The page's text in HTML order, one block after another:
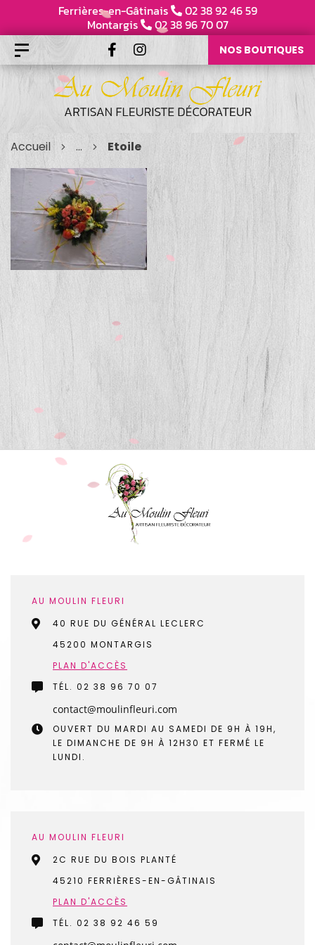
Ferrières-en-Gâtinais
02 38 92 46 59
Montargis
02 38 96 70 07
NOS BOUTIQUES
Accueil ... Etoile
AU MOULIN FLEURI
40 RUE DU GÉNÉRAL LECLERC
45200 MONTARGIS
PLAN D'ACCÈS
TÉL. 02 38 96 70 07
OUVERT DU MARDI AU SAMEDI DE 9H À 19H,
LE DIMANCHE DE 9H À 12H30 ET FERMÉ LE
LUNDI.
AU MOULIN FLEURI
2C RUE DU BOIS PLANTÉ
45210 FERRIÈRES-EN-GÂTINAIS
PLAN D'ACCÈS
TÉL. 02 38 92 46 59